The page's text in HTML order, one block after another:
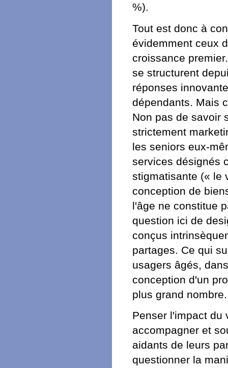
%).
Tout est donc à
évidemment ceux
croissance
se structurent
réponses
dépendants. Mais
Non pas de savoir
strictement
les seniors eux-
services désignés
stigmatisante (« le
conception de
l'âge ne constitue
question ici de
conçus
partages. Ce qui
usagers âgés,
conception d'un
plus grand nombre.
Penser l'impact du
accompagner et
aidants de leurs
questionner la